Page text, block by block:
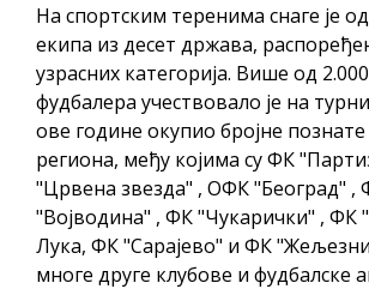
На спортским теренима снаге је
екипа из десет држава,
узрасних категорија. Више од
фудбалера учествовало је на
ове године окупио бројне
региона, међу којима су ФК
"Црвена звезда" , ОФК "Београд" ,
"Војводина" , ФК "Чукарички" , ФК
Лука, ФК "Сарајево" и ФК
многе друге клубове и фудбалске